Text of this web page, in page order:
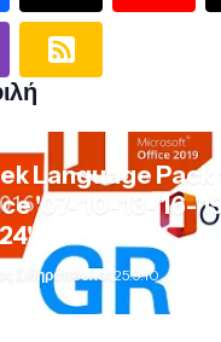
Language Pack
'07-'10-'13-'16-
Σιδηρόπουλος 25.9.10